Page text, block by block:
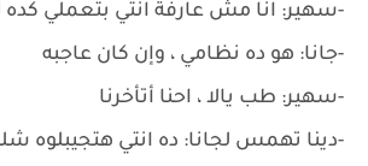
-سهير: انا مش عارفة انتي بتعملي كده
-جانا: هو ده نظامي ، وإن كان عاجبه
-سهير: طب يالا ، احنا أتأخرنا
-دينا تهمس لجانا: ده انتي هتجيبلوه